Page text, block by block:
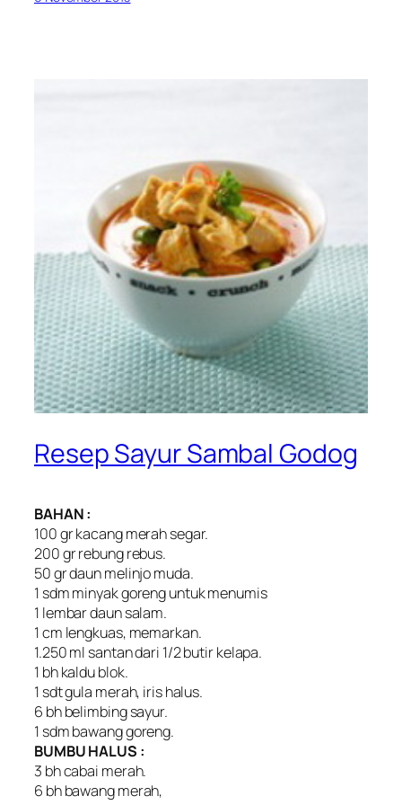
Resep Sayur Sambal Godog
BAHAN :
100 gr kacang merah segar.
200 gr rebung rebus.
50 gr daun melinjo muda.
1 sdm minyak goreng untuk menumis
1 lembar daun salam.
1 cm lengkuas, memarkan.
1.250 ml santan dari 1/2 butir kelapa.
1 bh kaldu blok.
1 sdt gula merah, iris halus.
6 bh belimbing sayur.
1 sdm bawang goreng.
BUMBU HALUS :
3 bh cabai merah.
6 bh bawang merah,